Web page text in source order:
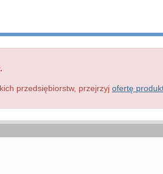
przedsiębiorstw, przejrzyj ofertę